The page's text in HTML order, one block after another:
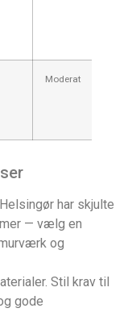
Moderat
har skjulte
— vælg en
og
Stil krav til
gode